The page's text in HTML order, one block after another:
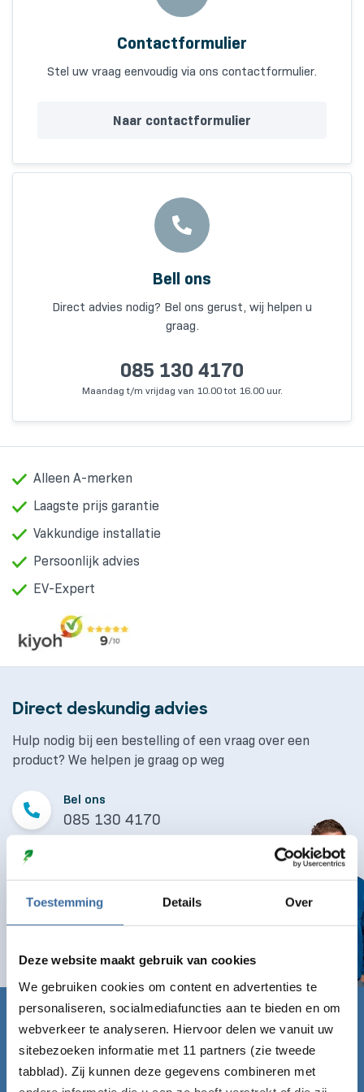
Toestemming Details Over
Deze website maakt gebruik van cookies
We gebruiken cookies om content en advertenties te
personaliseren, socialmediafuncties aan te bieden en om
webverkeer te analyseren. Hiervoor delen we vanuit uw
sitebezoeken informatie met 11 partners (zie tweede
tabblad). Zij kunnen deze gegevens combineren met
Contactformulier
Stel uw vraag eenvoudig via ons contactformulier.
Naar contactformulier
Bell ons
Direct advies nodig? Bel ons gerust, wij helpen u
graag.
085 130 4170
Maandag t/m vrijdag van 10.00 tot 16.00 uur.
Alleen A-merken
Laagste prijs garantie
Vakkundige installatie
Persoonlijk advies
EV-Expert
Direct deskundig advies
Hulp nodig bij een bestelling of een vraag over een
product? We helpen je graag op weg
Bel ons
085 130 4170
info@laaddirect.nl
Claim nu gratis de Laadgids!
Vul onderstaand formulier in en ontvang de Laadgids
direct gratis per mail!